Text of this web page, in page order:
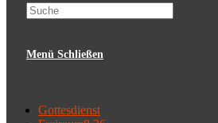
Menü Schließen
Gottesdienst